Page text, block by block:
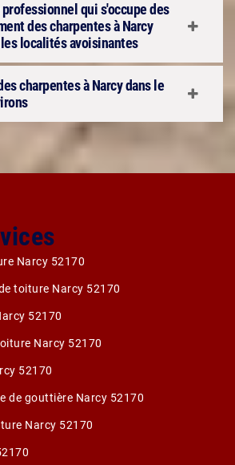
qui s'occupe des
des charpentes à Narcy
localités avoisinantes
charpentes à Narcy dans le
Narcy 52170
toiture Narcy 52170
52170
Narcy 52170
52170
de gouttière Narcy 52170
Narcy 52170